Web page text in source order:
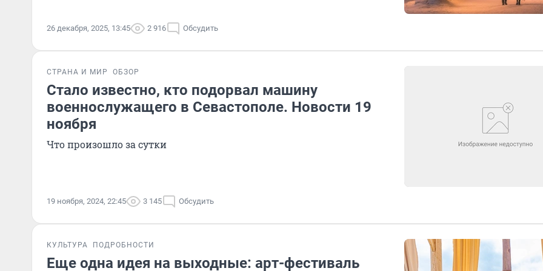
26 декабря, 2025, 13:45 2 916 Обсудить
СТРАНА И МИР ОБЗОР
Стало известно, кто подорвал машину
военнослужащего в Севастополе. Новости 19
ноября
Что произошло за сутки
19 ноября, 2024, 22:45 3 145 Обсудить
КУЛЬТУРА ПОДРОБНОСТИ
Еще одна идея на выходные: арт-фестиваль